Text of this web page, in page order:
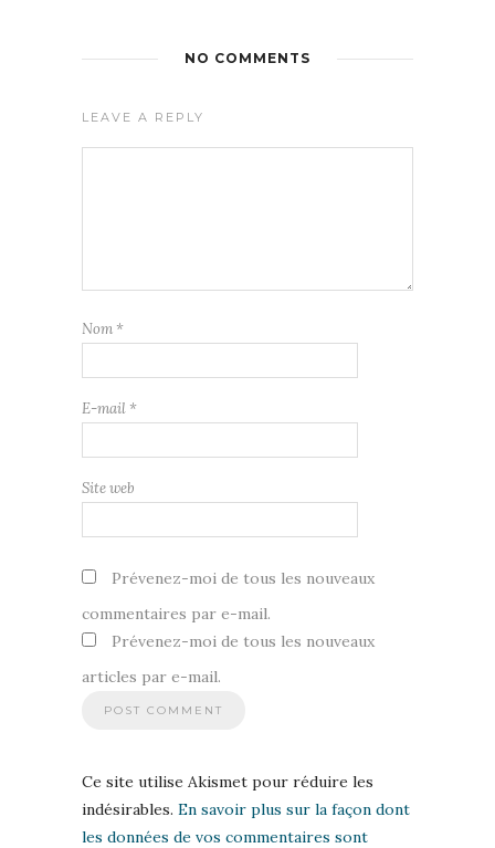
NO COMMENTS
LEAVE A REPLY
Nom *
E-mail *
Site web
Prévenez-moi de tous les nouveaux
commentaires par e-mail.
Prévenez-moi de tous les nouveaux
articles par e-mail.
Ce site utilise Akismet pour réduire les
indésirables. En savoir plus sur la façon dont
les données de vos commentaires sont